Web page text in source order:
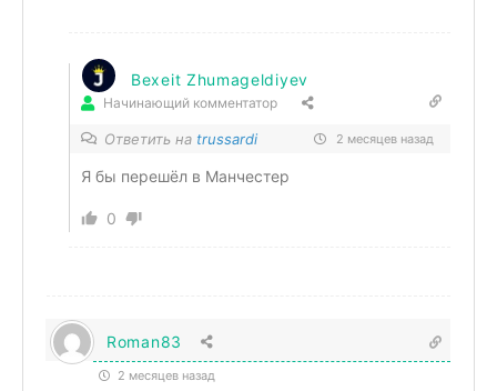
Bexeit Zhumageldiyev
Начинающий комментатор
Ответить на trussardi 2 месяцев назад
Я бы перешёл в Манчестер
0
Roman83
2 месяцев назад